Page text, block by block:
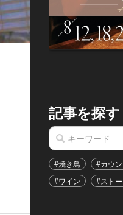
記事を探す
#焼き鳥 #カウ
#ワイン
#スト